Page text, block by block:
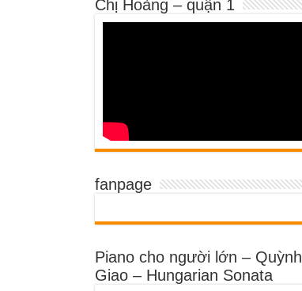
Chị Hoàng – quận 1
fanpage
Piano cho người lớn – Quỳnh
Giao – Hungarian Sonata